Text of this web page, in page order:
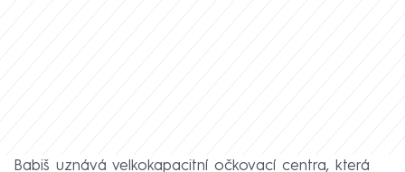
Babiš uznává velkokapacitní očkovací centra, která